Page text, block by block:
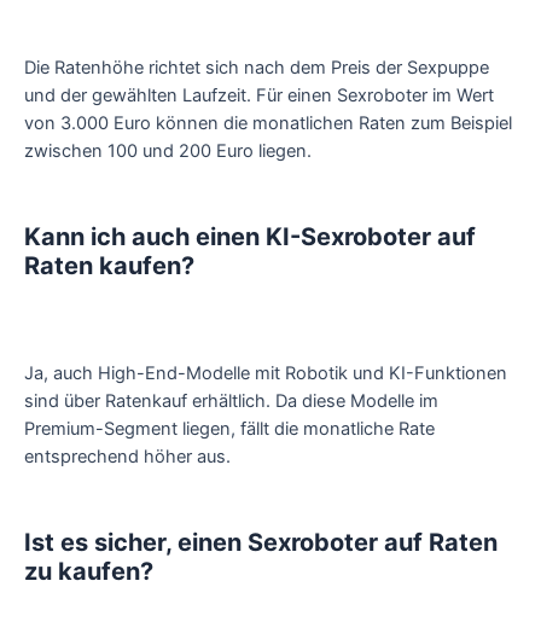
Die Ratenhöhe richtet sich nach dem Preis der Sexpuppe
und der gewählten Laufzeit. Für einen Sexroboter im Wert
von 3.000 Euro können die monatlichen Raten zum Beispiel
zwischen 100 und 200 Euro liegen.
Kann ich auch einen KI-Sexroboter auf
Raten kaufen?
Ja, auch High-End-Modelle mit Robotik und KI-Funktionen
sind über Ratenkauf erhältlich. Da diese Modelle im
Premium-Segment liegen, fällt die monatliche Rate
entsprechend höher aus.
Ist es sicher, einen Sexroboter auf Raten
zu kaufen?